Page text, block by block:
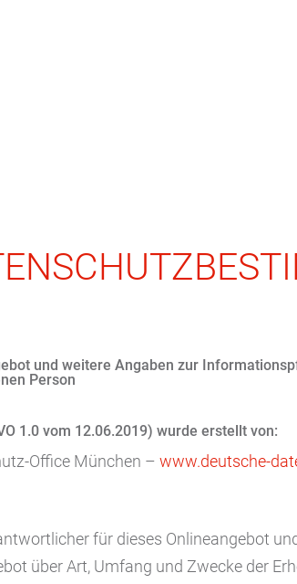
und weitere Angaben zur
Person
1.0 vom 12.06.2019) wurde erstellt von:
Office München –www.deutsche-
für dieses Onlineangebot
über Art, Umfang und Zwecke der